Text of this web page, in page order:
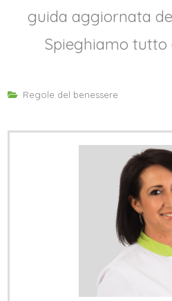
guida aggiornata
Spieghiamo tutto
Regole del benessere